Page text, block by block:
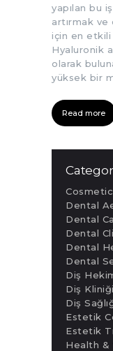
yapılan bu
artırmak
için en
Hyaluronik
olarak
yüksek bir
Read more
Dental
Dental
Dental
Dental
Dental
Diş
Diş Kliniği
Diş
Estetik
Estetik
Health &